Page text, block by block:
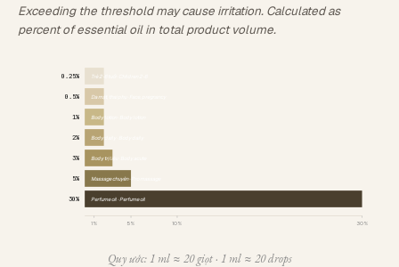
Exceeding the threshold may cause irritation. Calculated as
percent of essential oil in total product volume.
1% 5% 10% 30%
0.25% Trẻ 2-6 tuổi · Children 2-6
0.5% Da mặt, thai phụ · Face, pregnancy
1% Body lotion · Body lotion
2% Body daily · Body daily
3% Body trị liệu · Body acute
5% Massage chuyên · Pro massage
30% Perfume oil · Perfume oil
Quy ước: 1 ml ≈ 20 giọt · 1 ml ≈ 20 drops